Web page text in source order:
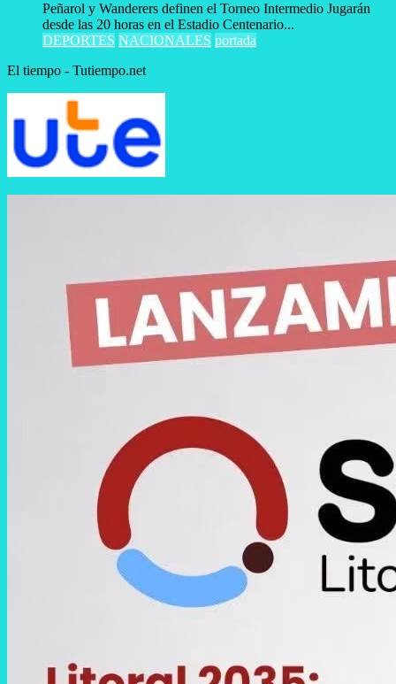
Peñarol y Wanderers definen el Torneo Intermedio Jugarán
desde las 20 horas en el Estadio Centenario...
DEPORTES NACIONALES portada
El tiempo - Tutiempo.net